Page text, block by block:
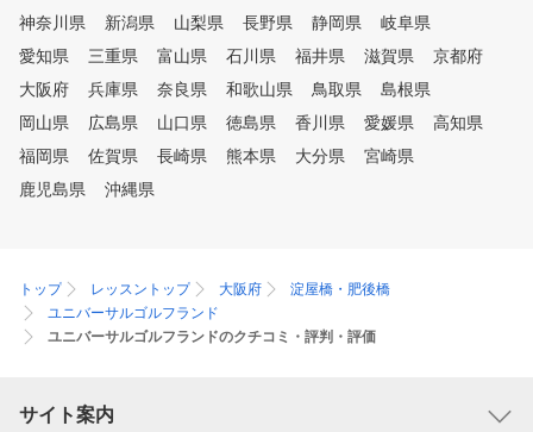
神奈川県
新潟県 山梨県 長野県 静岡県
岐阜県
愛知県
三重県 富山県 石川県 福井県 滋賀県
京都府
大阪府
兵庫県 奈良県 和歌山県 鳥取県
島根県
岡山県
広島県 山口県 徳島県 香川県 愛媛県
高知県
福岡県
佐賀県 長崎県 熊本県 大分県
宮崎県
鹿児島県
沖縄県
トップ レッスントップ 大阪府
淀屋橋・肥後橋
ユニバーサルゴルフランド
ユニバーサルゴルフランドのクチコミ・評判・評価
サイト案内